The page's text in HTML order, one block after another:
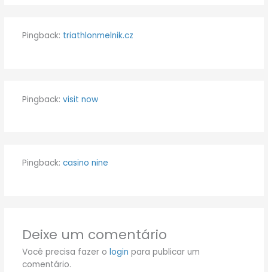
Pingback: triathlonmelnik.cz
Pingback: visit now
Pingback: casino nine
Deixe um comentário
Você precisa fazer o login para publicar um
comentário.